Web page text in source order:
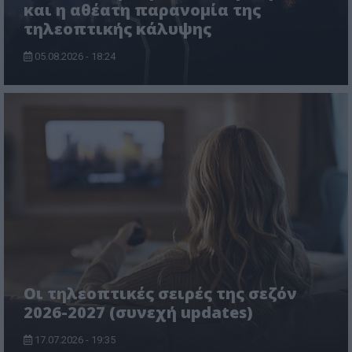
και η αθέατη παρανομία της
τηλεοπτικής κάλυψης
05.08.2026 - 18:24
Οι τηλεοπτικές σειρές της σεζόν
2026-2027 (συνεχή updates)
17.07.2026 - 19:35